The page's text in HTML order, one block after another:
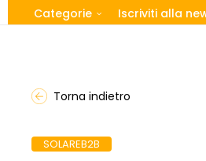
Categorie Iscriviti alla
Torna indietro
SOLAREB2B